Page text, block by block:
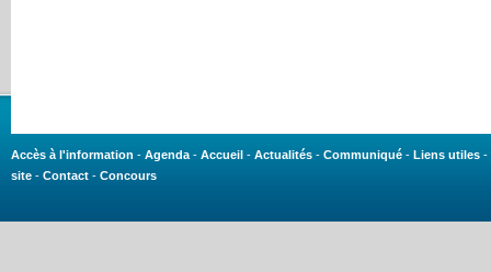
Accès à l'information - Agenda - Accueil - Actualités - Communiqué - Liens utiles -
site - Contact - Concours